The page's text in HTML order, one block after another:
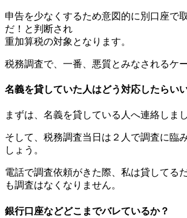
申告を少なくするため意図的に別口座で
だ！と判断され
重加算税の対象となります。
税務調査で、一番、悪質とみなされるケー
名義を貸していた人はどう対応したらい
まずは、名義を貸している人へ連絡しまし
そして、税務調査当日は２人で調査に臨
しょう。
電話で調査依頼がきた際、私は貸してる
も調査はなくなりません。
銀行口座などどこまでバレているか？